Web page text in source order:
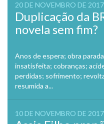
20 DE NOVEMBRO DE 2017
Duplicação da
novela sem fim?
Anos de espera; obra
insatisfeita; cobranças;
perdidas; sofrimento;
resumida a...
10 DE NOVEMBRO DE 2017